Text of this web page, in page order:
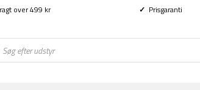
over 499 kr ✓ Prisgaranti